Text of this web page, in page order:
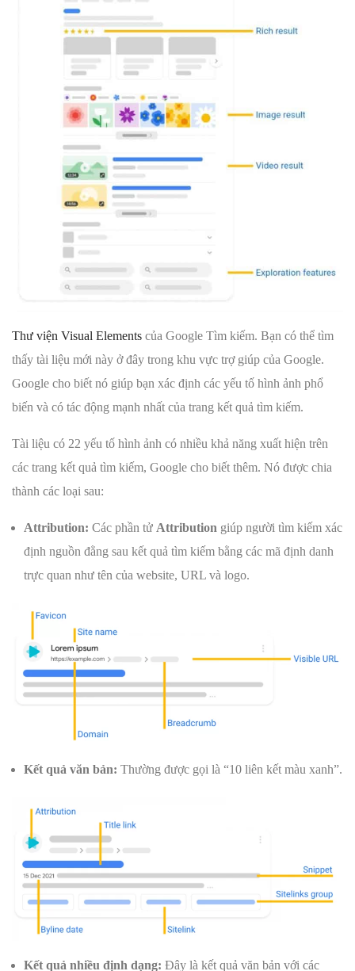
Thư viện Visual Elements của Google Tìm kiếm. Bạn có thể tìm
thấy tài liệu mới này ở đây trong khu vực trợ giúp của Google.
Google cho biết nó giúp bạn xác định các yếu tố hình ảnh phổ
biến và có tác động mạnh nhất của trang kết quả tìm kiếm.
Tài liệu có 22 yếu tố hình ảnh có nhiều khả năng xuất hiện trên
các trang kết quả tìm kiếm, Google cho biết thêm. Nó được chia
thành các loại sau:
Attribution: Các phần tử Attribution giúp người tìm kiếm xác
định nguồn đằng sau kết quả tìm kiếm bằng các mã định danh
trực quan như tên của website, URL và logo.
Kết quả văn bản: Thường được gọi là “10 liên kết màu xanh”.
Kết quả nhiều định dạng: Đây là kết quả văn bản với các